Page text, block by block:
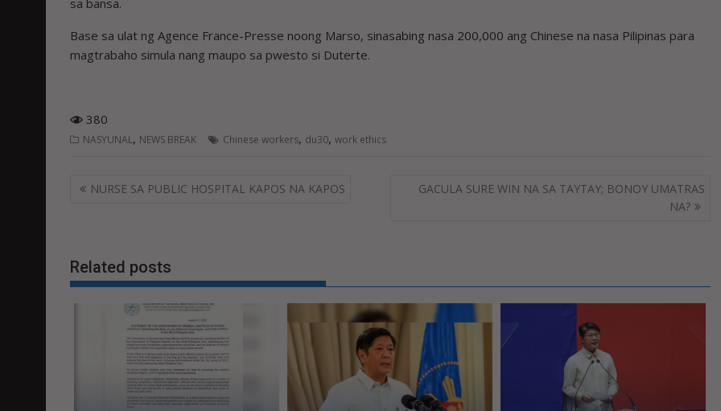
Base sa ulat ng Agence France-Presse noong Marso, sinasabing nasa 200,000 ang Chinese na nasa Pilipinas para
magtrabaho simula nang maupo sa pwesto si Duterte.
380
NASYUNAL, NEWS BREAK Chinese workers, du30, work ethics
Post
NURSE SA PUBLIC HOSPITAL KAPOS NA KAPOS
GACULA SURE WIN NA SA TAYTAY; BONOY UMATRAS
NA?
Related posts